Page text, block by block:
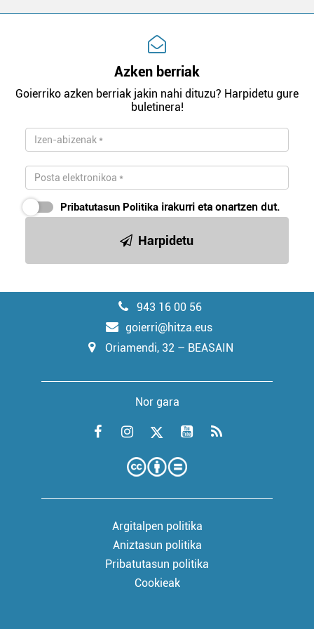
Azken berriak
Goierriko azken berriak jakin nahi dituzu? Harpidetu gure
buletinera!
Pribatutasun Politika irakurri eta onartzen dut.
Harpidetu
943 16 00 56
goierri@hitza.eus
Oriamendi, 32 – BEASAIN
Nor gara
Argitalpen politika
Aniztasun politika
Pribatutasun politika
Cookieak